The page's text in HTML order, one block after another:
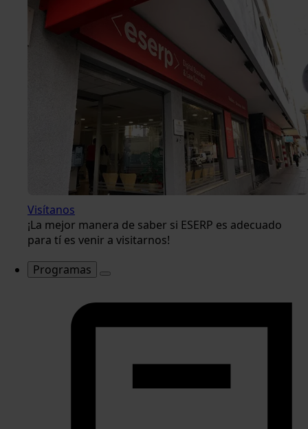
Visítanos
¡La mejor manera de saber si ESERP es adecuado
para tí es venir a visitarnos!
Programas